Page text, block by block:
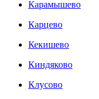
Карамышево
Карцево
Кекишево
Киндяково
Клусово